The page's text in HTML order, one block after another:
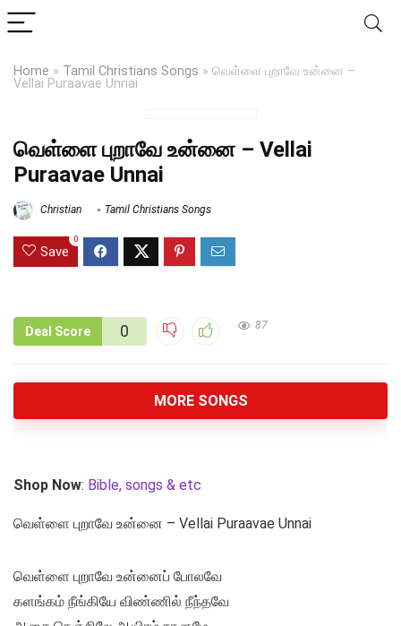
Home » Tamil Christians Songs » வெள்ளை புறாவே உன்னை –
Vellai Puraavae Unnai
வெள்ளை புறாவே உன்னை – Vellai
Puraavae Unnai
Christian Tamil Christians Songs
Save
0
Deal Score 0 87
MORE SONGS
Shop Now: Bible, songs & etc
வெள்ளை புறாவே உன்னை – Vellai Puraavae Unnai
வெள்ளை புறாவே உன்னைப் போலவே
களங்கம் நீங்கியே விண்ணில் நீந்தவே